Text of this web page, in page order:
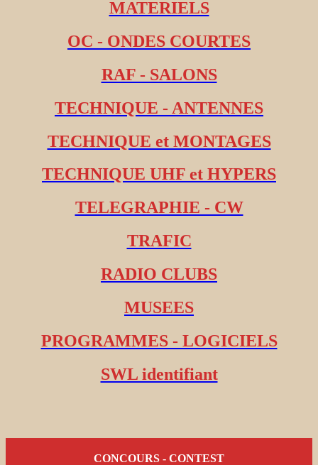
MATERIELS
OC - ONDES COURTES
RAF - SALONS
TECHNIQUE - ANTENNES
TECHNIQUE et MONTAGES
TECHNIQUE UHF et HYPERS
TELEGRAPHIE - CW
TRAFIC
RADIO CLUBS
MUSEES
PROGRAMMES - LOGICIELS
SWL identifiant
CONCOURS - CONTEST